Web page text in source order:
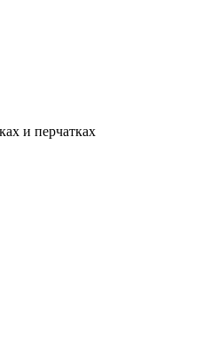
и перчатках